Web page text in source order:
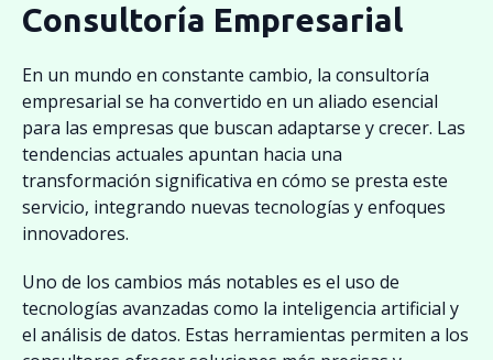
Consultoría Empresarial
En un mundo en constante cambio, la consultoría
empresarial se ha convertido en un aliado esencial
para las empresas que buscan adaptarse y crecer. Las
tendencias actuales apuntan hacia una
transformación significativa en cómo se presta este
servicio, integrando nuevas tecnologías y enfoques
innovadores.
Uno de los cambios más notables es el uso de
tecnologías avanzadas como la inteligencia artificial y
el análisis de datos. Estas herramientas permiten a los